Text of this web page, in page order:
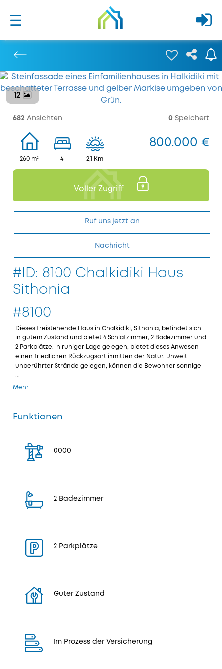
12
682 Ansichten 0 Speichert
260 m² 4 2,1 Km
800.000 €
Voller Zugriff
Ruf uns jetzt an
Nachricht
#ID: 8100 Chalkidiki Haus
Sithonia
#8100
Dieses freistehende Haus in Chalkidiki, Sithonia, befindet sich
in gutem Zustand und bietet 4 Schlafzimmer, 2 Badezimmer und
2 Parkplätze. In ruhiger Lage gelegen, bietet dieses Anwesen
einen friedlichen Rückzugsort inmitten der Natur. Unweit
unberührter Strände gelegen, können die Bewohner sonnige
...
Mehr
Funktionen
0000
2 Badezimmer
2 Parkplätze
Guter Zustand
Im Prozess der Versicherung